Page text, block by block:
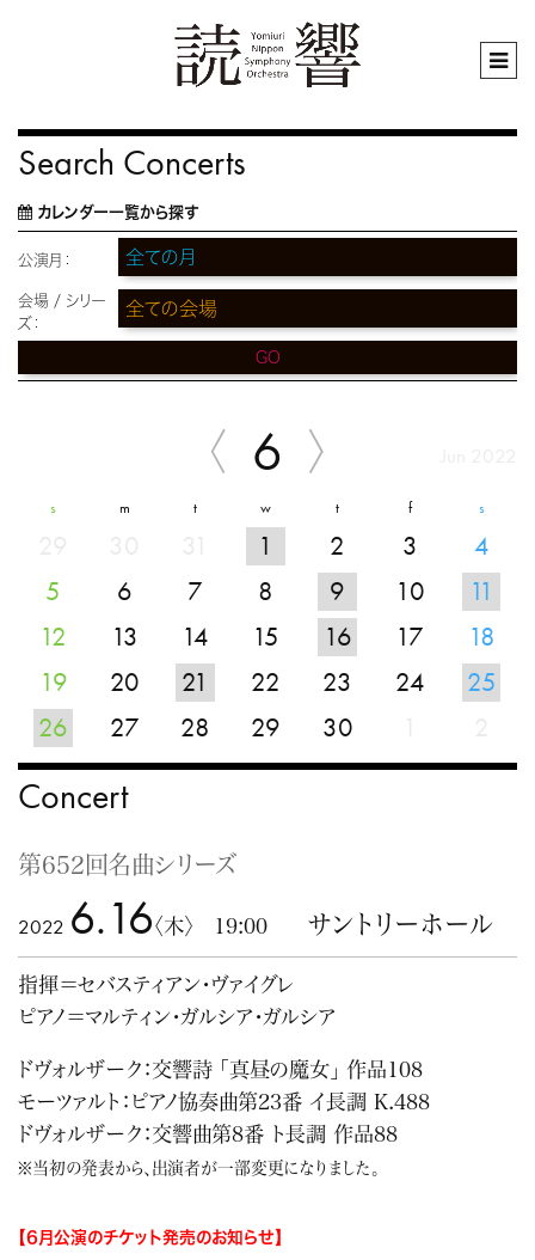
Search Concerts
カレンダー一覧から探す
公演月：
会場 / シリー
ズ：
GO
6
s m t w t f s
1 2 3
4
5
6 7 8 9 10
11
12
13 14 15 16 17
18
19
20 21 22 23 24
25
26
27 28 29 30
Concert
第652回名曲シリーズ
2022 6.16〈木〉 19:00 サントリーホール
指揮＝セバスティアン・ヴァイグレ
ピアノ＝マルティン・ガルシア・ガルシア
ドヴォルザーク：交響詩 「真昼の魔女」 作品108
モーツァルト：ピアノ協奏曲第23番 イ長調 K.488
ドヴォルザーク：交響曲第8番 ト長調 作品88
※当初の発表から、出演者が一部変更になりました。
【6月公演のチケット発売のお知らせ】